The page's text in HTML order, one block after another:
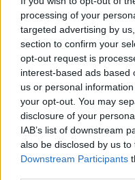
processing of your
targeted advertising by
section to confirm your
opt-out request is
interest-based ads based
us or personal
your opt-out. You may
disclosure of your
IAB’s list of downstream
also be disclosed by us
Downstream Participants
sentir-te més
situació confusa per a tu.
algú de confiança, que
acompanyant.
Espero haver-te pogut
Una abraçada!